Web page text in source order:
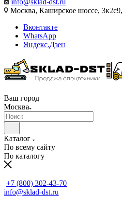
info@sklad-dst.ru
Москва, Каширское шоссе,
Вконтакте
WhatsApp
Яндекс.Дзен
Ваш город
Москва
Каталог
По всему сайту
По каталогу
+7 (800) 302-43-70
info@sklad-dst.ru